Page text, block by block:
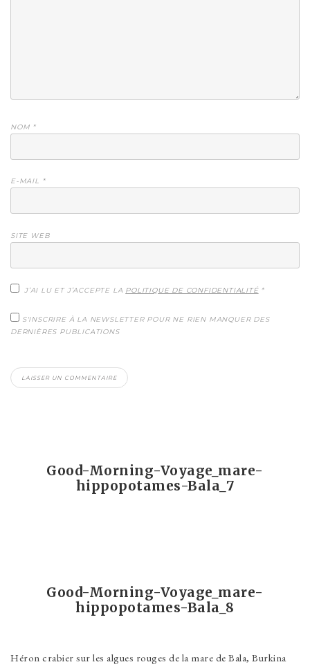
NOM *
E-MAIL *
SITE WEB
J’AI LU ET J’ACCEPTE LA POLITIQUE DE CONFIDENTIALITÉ*
S'INSCRIRE À LA NEWSLETTER POUR NE RIEN MANQUER DES
DERNIÈRES PUBLICATIONS
Good-Morning-Voyage_mare-
hippopotames-Bala_7
Good-Morning-Voyage_mare-
hippopotames-Bala_8
Héron crabier sur les algues rouges de la mare de Bala, Burkina